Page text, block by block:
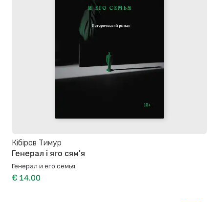
Кібіров Тимур
Генерал і яго сям'я
Генерал и его семья
€ 14.00